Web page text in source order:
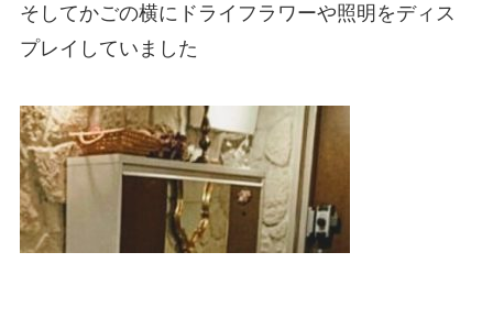
そしてかごの横にドライフラワーや照明をディス
プレイしていました